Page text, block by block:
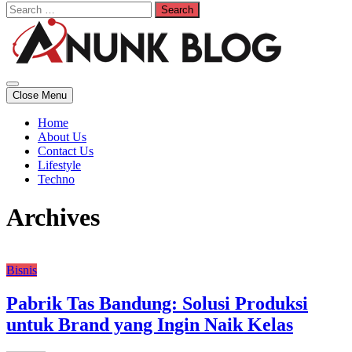
Search
for:
ANUNK BLOG
Blog Inspirasi Kehidupan
Close Menu
Home
About Us
Contact Us
Lifestyle
Techno
Archives
Bisnis
Pabrik Tas Bandung: Solusi Produksi
untuk Brand yang Ingin Naik Kelas